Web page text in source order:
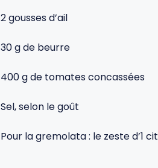
2 gousses d’ail
30 g de beurre
400 g de tomates concassées
Sel, selon le goût
Pour la gremolata : le zeste d’1